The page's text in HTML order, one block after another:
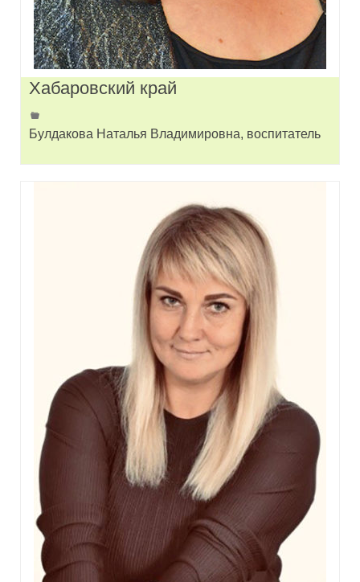
Хабаровский край
Булдакова Наталья Владимировна, воспитатель